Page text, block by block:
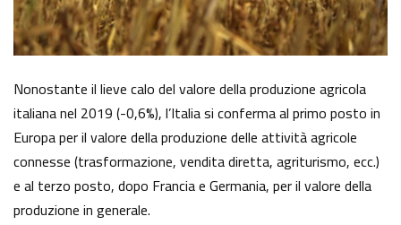
Nonostante il lieve calo del valore della produzione agricola
italiana nel 2019 (-0,6%), l’Italia si conferma al primo posto in
Europa per il valore della produzione delle attività agricole
connesse (trasformazione, vendita diretta, agriturismo, ecc.)
e al terzo posto, dopo Francia e Germania, per il valore della
produzione in generale.